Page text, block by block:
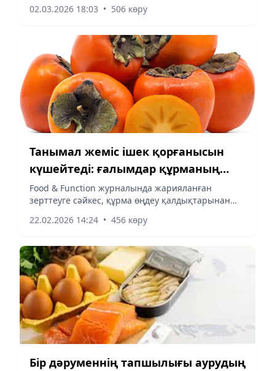
нақты мөлшері адамның салмағы, физикалық
байланысты өзгеруі мүмкін. Кейде адамдар шөлді
аз сезінуі мүмкін, бұл жеткілікті су ішу немесе
белгілі медициналық жағдайларға байланысты
болады.
02.03.2026 18:03 • 506 көру
Танымал жеміс ішек қорғанысын
күшейтеді: ғалымдар құрманың
жаңа қасиетін анықтады
Food & Function журналында жарияланған
зерттеуге сәйкес, құрма өңдеу қалдықтарынан
бактериялардың көбеюін ынталандырып,
алады.
22.02.2026 14:24 • 456 көру
Бір дәруменнің тапшылығы аурудың